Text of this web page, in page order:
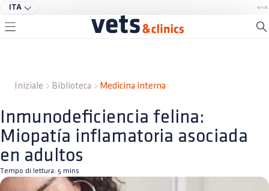
ITA
Iniziale Biblioteca Medicina interna
Inmunodeficiencia felina:
Miopatía inflamatoria asociada
en adultos
Tempo di lettura: 5 mins